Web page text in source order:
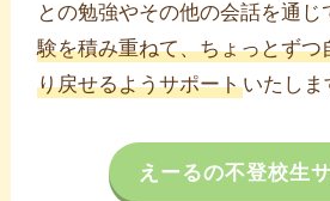
との勉強やその他の会話を通じ
験を積み重ねて、ちょっとずつ
り戻せるようサポートいたしま
えーるの不登校生